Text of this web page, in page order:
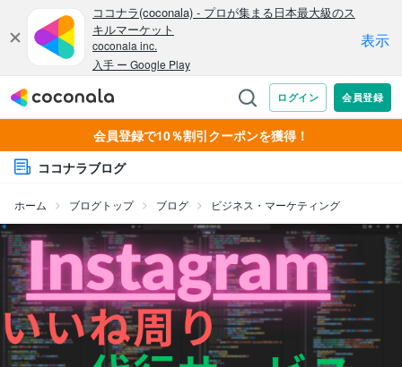
会員登録で10％割引クーポンを獲得！
ココナラブログ
ホーム ブログトップ ブログ ビジネス・マーケティング